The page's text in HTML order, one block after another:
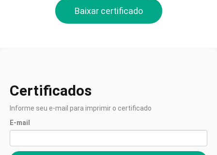
Baixar certificado
Certificados
Informe seu e-mail para imprimir o certificado
E-mail